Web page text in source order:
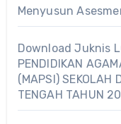
Menyusun
Download Juknis
PENDIDIKAN
(MAPSI) SEKOLAH
TENGAH TAHUN